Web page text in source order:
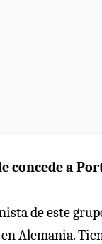
concede a
de este
Alemania.